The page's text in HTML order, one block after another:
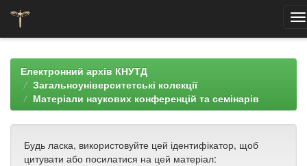
navigationЕлектронний архів КНУТД
Загальноуніверситетські колекції
Матеріали наукових конференцій та семінарів
Будь ласка, використовуйте цей ідентифікатор, щоб
цитувати або посилатися на цей матеріал: